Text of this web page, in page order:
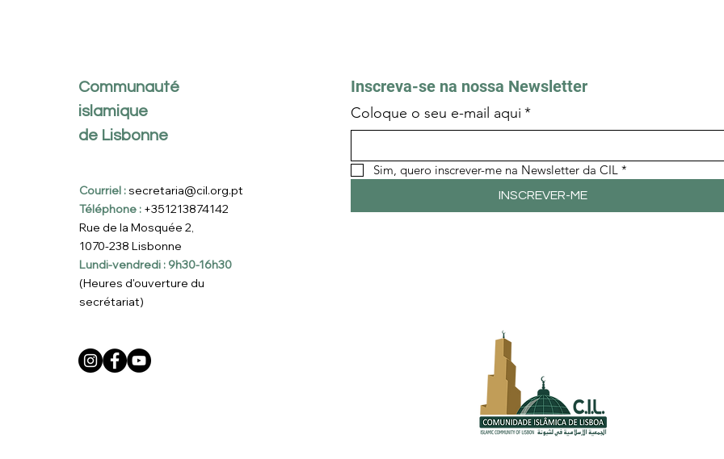
Communauté
islamique
de Lisbonne
Courriel :secretaria@cil.org.pt
Téléphone : +351213874142
Rue de la Mosquée 2,
1070-238 Lisbonne
Lundi-vendredi : 9h30-16h30
(Heures d'ouverture du
secrétariat)
Inscreva-se na nossa Newsletter
Coloque o seu e-mail aqui *
Sim, quero inscrever-me na Newsletter da CIL *
INSCREVER-ME